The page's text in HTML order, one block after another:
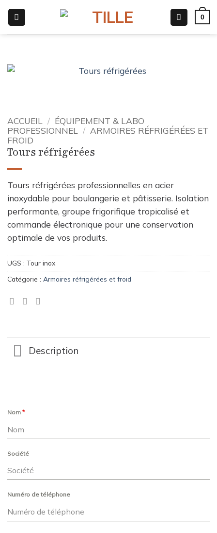
contenu
0
ACCUEIL / ÉQUIPEMENT & LABO
PROFESSIONNEL
/ ARMOIRES RÉFRIGÉRÉES ET
FROID
Tours réfrigérées
Tours réfrigérées professionnelles en acier
inoxydable pour boulangerie et pâtisserie. Isolation
performante, groupe frigorifique tropicalisé et
commande électronique pour une conservation
optimale de vos produits.
UGS : Tour inox
Catégorie : Armoires réfrigérées et froid
Description
Nom *
Société
Numéro de téléphone